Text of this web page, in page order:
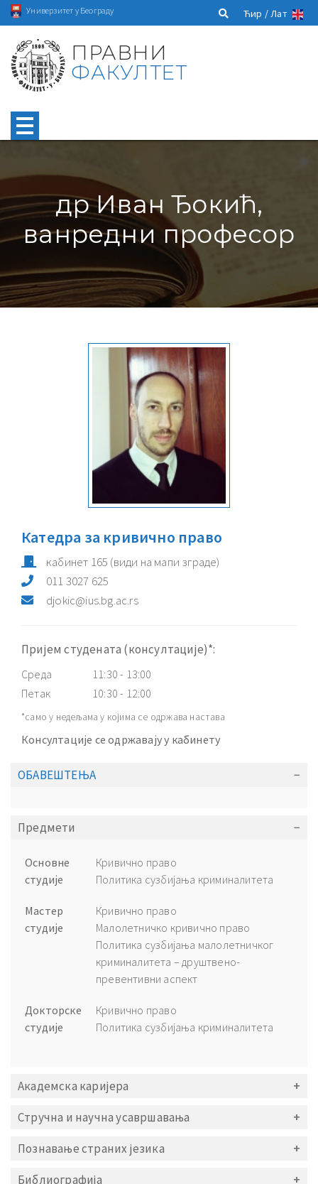
Универзитет у Београду Ћир /Лат
ПРАВНИ
ФАКУЛТЕТ
др Иван Ђокић,
ванредни професор
Катедра за кривично право
кабинет 165 (види на мапи зграде)
011 3027 625
djokic@ius.bg.ac.rs
Пријем студената (консултације)*:
Среда
11:30 - 13:00
Петак
10:30 - 12:00
*само у недељама у којима се одржава настава
Консултације се одржавају у кабинету
ОБАВЕШТЕЊА
Предмети
Основне
студије
Кривично право
Политика сузбијања криминалитета
Мастер
студије
Кривично право
Малолетничко кривично право
Политика сузбијања малолетничког
криминалитета – друштвено-
превентивни аспект
Докторске
студије
Кривично право
Политика сузбијања криминалитета
Академска каријера
Стручна и научна усавршавања
Познавање страних језика
Библиографија